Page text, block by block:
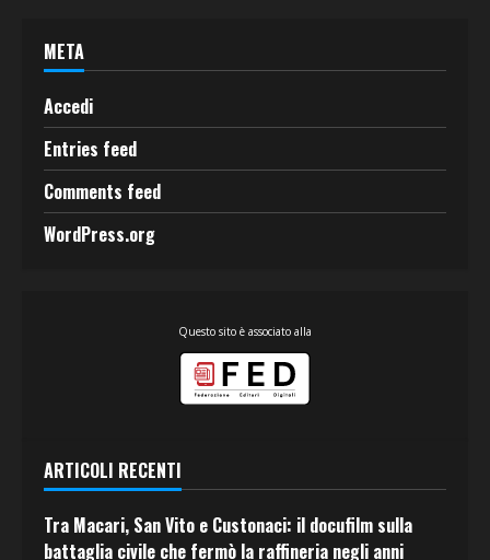
META
Accedi
Entries feed
Comments feed
WordPress.org
Questo sito è associato alla
ARTICOLI RECENTI
Tra Macari, San Vito e Custonaci: il docufilm sulla
battaglia civile che fermò la raffineria negli anni